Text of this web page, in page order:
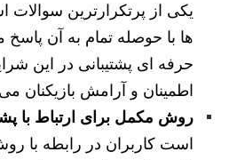
یکی از پرتکرارترین سوالات
ها با حوصله تمام به آن
حرفه ای پشتیبانی در این
اطمینان و آرامش بازیکنان
روش مکمل برای ارتباط با
است کاربران در رابطه با